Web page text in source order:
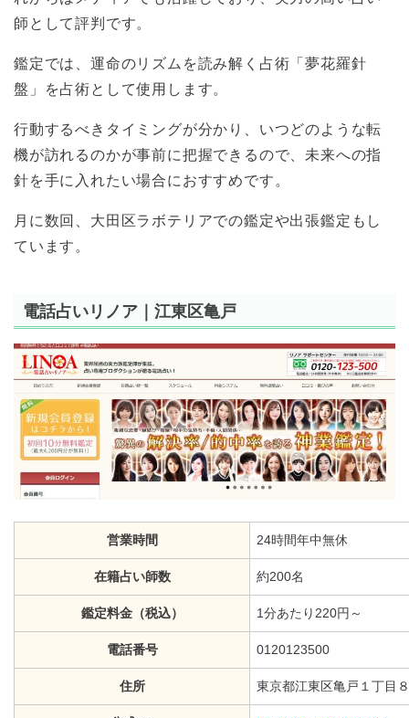
師として評判です。
鑑定では、運命のリズムを読み解く占術「夢花羅針
盤」を占術として使用します。
行動するべきタイミングが分かり、いつどのような転
機が訪れるのかが事前に把握できるので、未来への指
針を手に入れたい場合におすすめです。
月に数回、大田区ラボテリアでの鑑定や出張鑑定もし
ています。
電話占いリノア｜江東区亀戸
営業時間 24時間年中無休
在籍占い師数 約200名
鑑定料金（税込） 1分あたり220円～
電話番号 0120123500
住所 東京都江東区亀戸１丁目